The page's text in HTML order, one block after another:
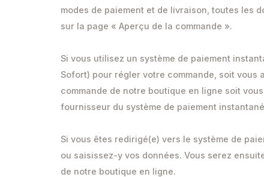
modes de paiement et de livraison, toutes les
sur la page « Aperçu de la commande ».
Si vous utilisez un système de paiement
Sofort) pour régler votre commande, soit vous
commande de notre boutique en ligne soit
fournisseur du système de paiement
Si vous êtes redirigé(e) vers le système de
ou saisissez-y vos données. Vous serez
de notre boutique en ligne.